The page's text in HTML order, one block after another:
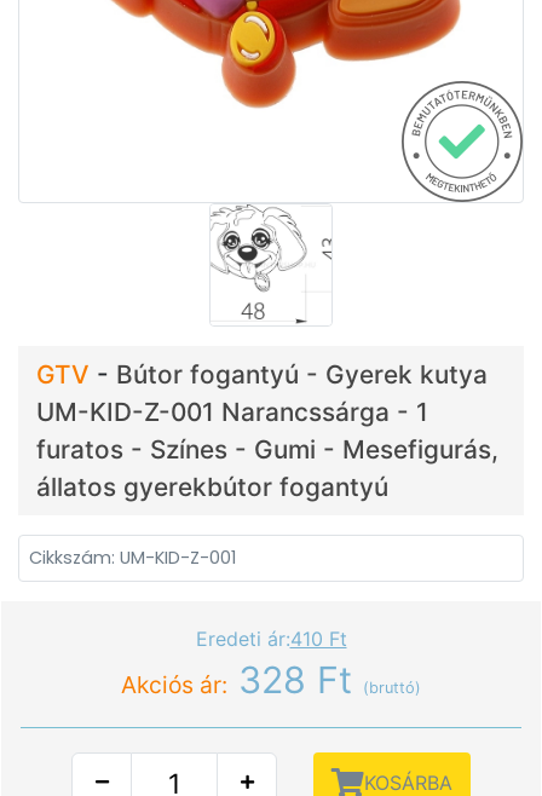
GTV - Bútor fogantyú - Gyerek kutya
UM-KID-Z-001 Narancssárga - 1
furatos - Színes - Gumi - Mesefigurás,
állatos gyerekbútor fogantyú
Cikkszám: UM-KID-Z-001
Eredeti ár:410 Ft
Akciós ár: 328 Ft (bruttó)
KOSÁRBA